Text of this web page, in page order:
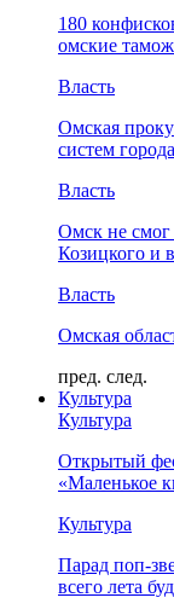
180
омские
Власть
Омская
систем города
Власть
Омск не
Козицкого и
Власть
Омская
пред. след.
Культура
Культура
Открытый
«Маленькое
Культура
Парад поп-
всего лета